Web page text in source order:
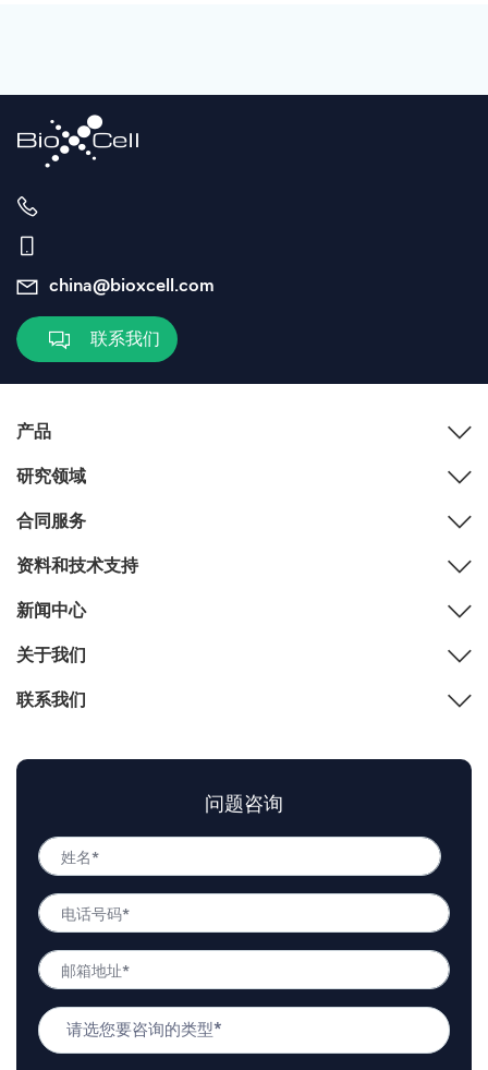
china@bioxcell.com
联系我们
产品
研究领域
合同服务
资料和技术支持
新闻中心
关于我们
联系我们
问题咨询
姓
名
号
*
地